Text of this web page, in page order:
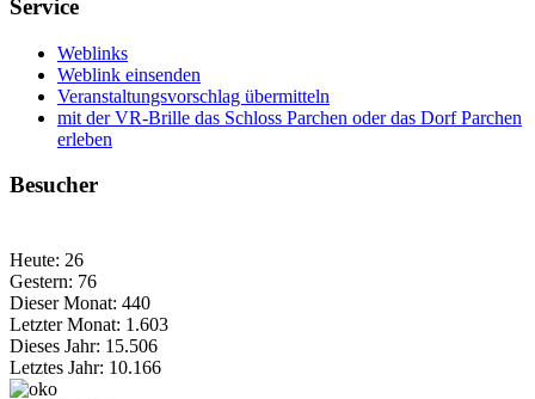
Service
Weblinks
Weblink einsenden
Veranstaltungsvorschlag übermitteln
mit der VR-Brille das Schloss Parchen oder das Dorf Parchen
erleben
Besucher
Heute: 26
Gestern: 76
Dieser Monat: 440
Letzter Monat: 1.603
Dieses Jahr: 15.506
Letztes Jahr: 10.166